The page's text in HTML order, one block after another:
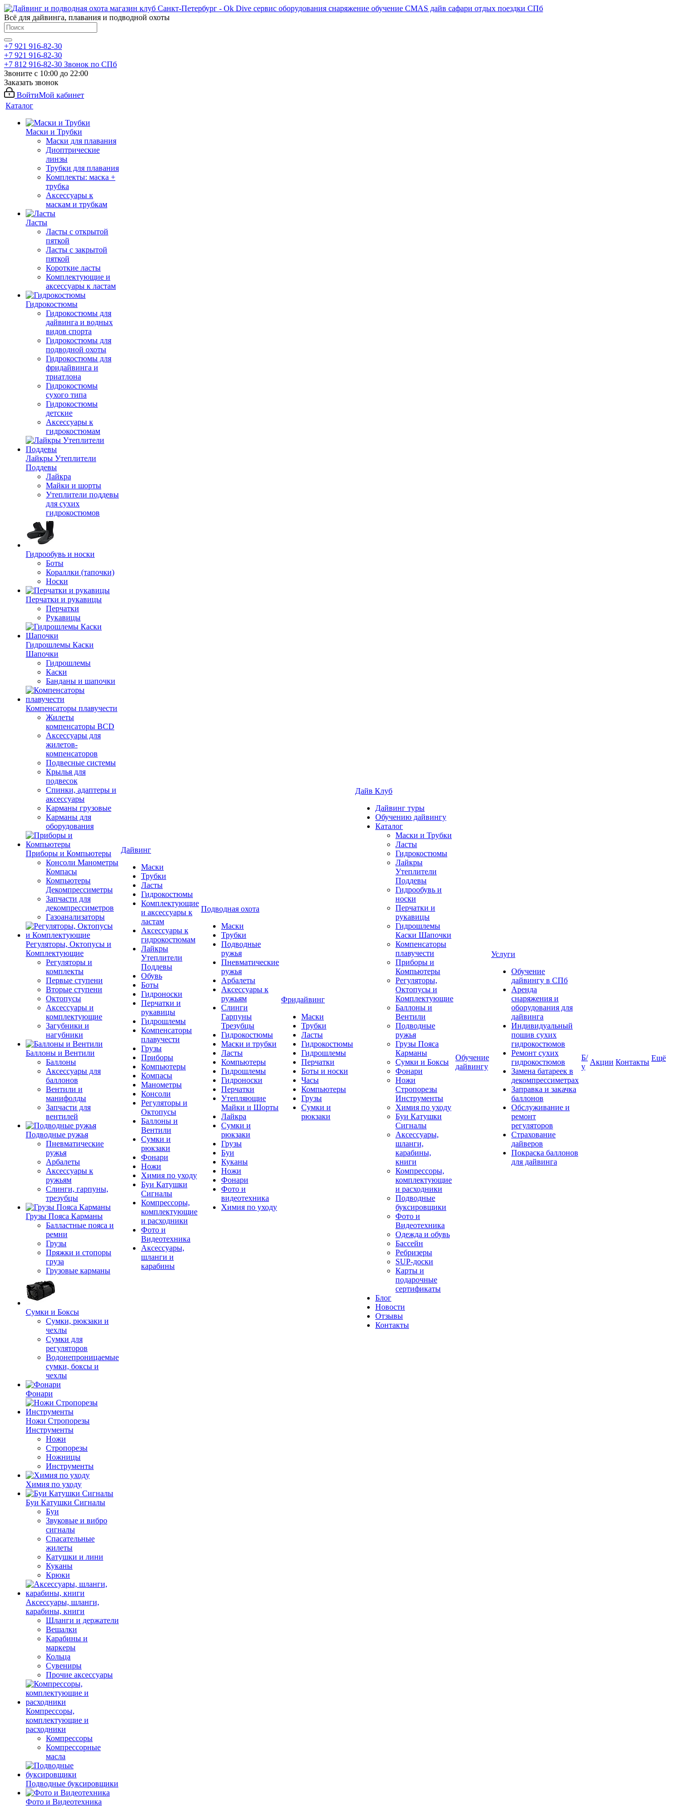
Всё для дайвинга, плавания и подводной охоты
+7 921 916-82-30
+7 921 916-82-30
+7 812 916-82-30 Звонок по СПб
Звоните с 10:00 до 22:00
Заказать звонок
ВойтиМой кабинет
Каталог
Маски и Трубки
Маски для плавания
Диоптрические
линзы
Трубки для плавания
Комплекты: маска +
трубка
Аксессуары к
маскам и трубкам
Ласты
Ласты с открытой
пяткой
Ласты с закрытой
пяткой
Короткие ласты
Комплектующие и
аксессуары к ластам
Гидрокостюмы
Гидрокостюмы для
дайвинга и водных
видов спорта
Гидрокостюмы для
подводной охоты
Гидрокостюмы для
фридайвинга и
триатлона
Гидрокостюмы
сухого типа
Гидрокостюмы
детские
Аксессуары к
гидрокостюмам
Лайкры Утеплители
Поддевы
Лайкра
Майки и шорты
Утеплители поддевы
для сухих
гидрокостюмов
Гидрообувь и носки
Боты
Кораллки (тапочки)
Носки
Перчатки и рукавицы
Перчатки
Рукавицы
Гидрошлемы Каски
Шапочки
Гидрошлемы
Каски
Банданы и шапочки
Компенсаторы плавучести
Жилеты
компенсаторы BCD
Аксессуары для
жилетов-
компенсаторов
Подвесные системы
Крылья для
подвесок
Спинки, адаптеры и
аксессуары
Карманы грузовые
Карманы для
оборудования
Приборы и Компьютеры
Консоли Манометры
Компасы
Компьютеры
Декомпрессиметры
Запчасти для
декомпрессиметров
Газоанализаторы
Регуляторы, Октопусы и
Комплектующие
Регуляторы и
комплекты
Первые ступени
Вторые ступени
Октопусы
Аксессуары и
комплектующие
Загубники и
нагубники
Баллоны и Вентили
Баллоны
Аксессуары для
баллонов
Вентили и
манифолды
Запчасти для
вентилей
Подводные ружья
Пневматические
ружья
Арбалеты
Аксессуары к
ружьям
Слинги, гарпуны,
трезубцы
Грузы Пояса Карманы
Балластные пояса и
ремни
Грузы
Пряжки и стопоры
груза
Грузовые карманы
Сумки и Боксы
Сумки, рюкзаки и
чехлы
Сумки для
регуляторов
Водонепроницаемые
сумки, боксы и
чехлы
Фонари
Ножи Стропорезы
Инструменты
Ножи
Стропорезы
Ножницы
Инструменты
Химия по уходу
Буи Катушки Сигналы
Буи
Звуковые и вибро
сигналы
Спасательные
жилеты
Катушки и лини
Куканы
Крюки
Аксессуары, шланги,
карабины, книги
Шланги и держатели
Вешалки
Карабины и
маркеры
Кольца
Сувениры
Прочие аксессуары
Компрессоры,
комплектующие и
расходники
Компрессоры
Компрессорные
масла
Подводные буксировщики
Фото и Видеотехника
Дайвинг
Маски
Трубки
Ласты
Гидрокостюмы
Комплектующие
и аксессуары к
ластам
Аксессуары к
гидрокостюмам
Лайкры
Утеплители
Поддевы
Обувь
Боты
Гидроноски
Перчатки и
рукавицы
Гидрошлемы
Компенсаторы
плавучести
Грузы
Приборы
Компьютеры
Компасы
Манометры
Консоли
Регуляторы и
Октопусы
Баллоны и
Вентили
Сумки и
рюкзаки
Фонари
Ножи
Химия по уходу
Буи Катушки
Сигналы
Компрессоры,
комплектующие
и расходники
Фото и
Видеотехника
Аксессуары,
шланги и
карабины
Подводная охота
Маски
Трубки
Подводные
ружья
Пневматические
ружья
Арбалеты
Аксессуары к
ружьям
Слинги
Гарпуны
Трезубцы
Гидрокостюмы
Маски и трубки
Ласты
Компьютеры
Гидрошлемы
Гидроноски
Перчатки
Утепляющие
Майки и Шорты
Лайкра
Сумки и
рюкзаки
Грузы
Буи
Куканы
Ножи
Фонари
Фото и
видеотехника
Химия по уходу
Фридайвинг
Маски
Трубки
Ласты
Гидрокостюмы
Гидрошлемы
Перчатки
Боты и носки
Часы
Компьютеры
Грузы
Сумки и
рюкзаки
Дайв Клуб
Дайвинг туры
Обучению дайвингу
Каталог
Маски и Трубки
Ласты
Гидрокостюмы
Лайкры
Утеплители
Поддевы
Гидрообувь и
носки
Перчатки и
рукавицы
Гидрошлемы
Каски Шапочки
Компенсаторы
плавучести
Приборы и
Компьютеры
Регуляторы,
Октопусы и
Комплектующие
Баллоны и
Вентили
Подводные
ружья
Грузы Пояса
Карманы
Сумки и Боксы
Фонари
Ножи
Стропорезы
Инструменты
Химия по уходу
Буи Катушки
Сигналы
Аксессуары,
шланги,
карабины,
книги
Компрессоры,
комплектующие
и расходники
Подводные
буксировщики
Фото и
Видеотехника
Одежда и обувь
Бассейн
Ребризеры
SUP-доски
Карты и
подарочные
сертификаты
Блог
Новости
Отзывы
Контакты
Обучение
дайвингу
Услуги
Обучение
дайвингу в СПб
Аренда
снаряжения и
оборудования для
дайвинга
Индивидуальный
пошив сухих
гидрокостюмов
Ремонт сухих
гидрокостюмов
Замена батареек в
декомпрессиметрах
Заправка и закачка
баллонов
Обслуживание и
ремонт
регуляторов
Страхование
дайверов
Покраска баллонов
для дайвинга
Б/
у
Акции Контакты Ещё